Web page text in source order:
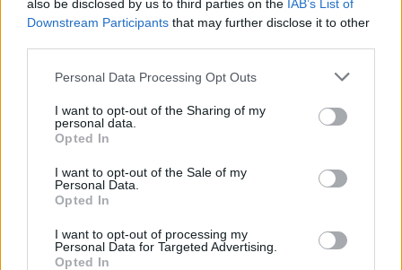
also be disclosed by us to third parties on the IAB’s List of
Downstream Participants that may further disclose it to other
Please note that this website/app uses one or more Google
not limited to your visit or usage behaviour. You may click to
grant or deny consent to Google and its third-party tags to
use your data for below specified purposes in below Google
consent section.
Personal Data Processing Opt Outs
I want to opt-out of the Sharing of my
personal data.
Opted In
I want to opt-out of the Sale of my
Personal Data.
Opted In
I want to opt-out of processing my
Personal Data for Targeted Advertising.
Opted In
società.
mercato che continui a imporre disciplina alle
imprese o siamo destinati a osservare poche entità
capaci di rimodellare le regole e i flussi finanziari?
dalla domanda degli investitori istituzionali e dalla
capacità degli organi di controllo di preservare la
trasparenza e l’equilibrio competitivo.